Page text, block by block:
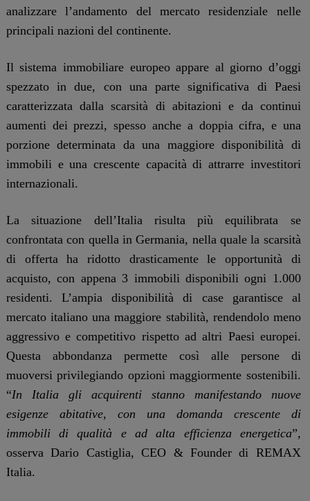
analizzare l’andamento del mercato residenziale nelle
principali nazioni del continente.
Il sistema immobiliare europeo appare al giorno d’oggi
spezzato in due, con una parte significativa di Paesi
caratterizzata dalla scarsità di abitazioni e da continui
aumenti dei prezzi, spesso anche a doppia cifra, e una
porzione determinata da una maggiore disponibilità di
immobili e una crescente capacità di attrarre investitori
internazionali.
La situazione dell’Italia risulta più equilibrata se
confrontata con quella in Germania, nella quale la scarsità
di offerta ha ridotto drasticamente le opportunità di
acquisto, con appena 3 immobili disponibili ogni 1.000
residenti. L’ampia disponibilità di case garantisce al
mercato italiano una maggiore stabilità, rendendolo meno
aggressivo e competitivo rispetto ad altri Paesi europei.
Questa abbondanza permette così alle persone di
muoversi privilegiando opzioni maggiormente sostenibili.
“In Italia gli acquirenti stanno manifestando nuove
esigenze abitative, con una domanda crescente di
immobili di qualità e ad alta efficienza energetica”,
osserva Dario Castiglia, CEO & Founder di REMAX
Italia.